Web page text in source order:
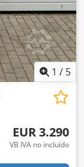
1 / 5
EUR 3.290
VB IVA no incluído